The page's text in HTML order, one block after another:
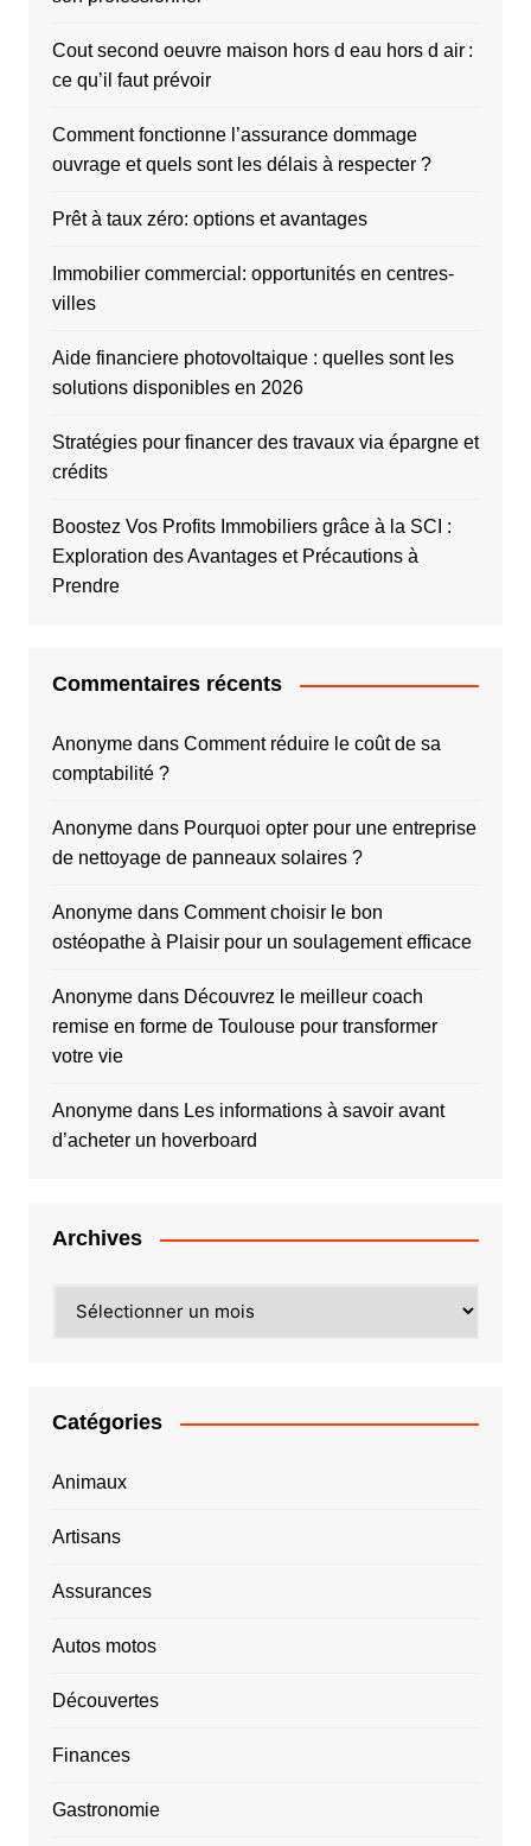
Cout second oeuvre maison hors d eau hors d air :
ce qu’il faut prévoir
Comment fonctionne l’assurance dommage
ouvrage et quels sont les délais à respecter ?
Prêt à taux zéro: options et avantages
Immobilier commercial: opportunités en centres-
villes
Aide financiere photovoltaique : quelles sont les
solutions disponibles en 2026
Stratégies pour financer des travaux via épargne et
crédits
Boostez Vos Profits Immobiliers grâce à la SCI :
Exploration des Avantages et Précautions à
Prendre
Commentaires récents
Anonymedans Comment réduire le coût de sa
comptabilité ?
Anonymedans Pourquoi opter pour une entreprise
de nettoyage de panneaux solaires ?
Anonymedans Comment choisir le bon
ostéopathe à Plaisir pour un soulagement efficace
Anonymedans Découvrez le meilleur coach
remise en forme de Toulouse pour transformer
votre vie
Anonymedans Les informations à savoir avant
d’acheter un hoverboard
Archives
Catégories
Animaux
Artisans
Assurances
Autos motos
Découvertes
Finances
Gastronomie